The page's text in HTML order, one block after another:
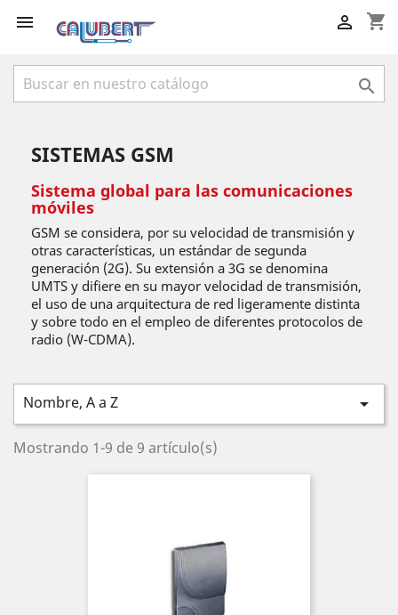
 shopping_cart


SISTEMAS GSM
Sistema global para las comunicaciones
móviles
GSM se considera, por su velocidad de transmisión y
otras características, un estándar de segunda
generación (2G). Su extensión a 3G se denomina
UMTS y difiere en su mayor velocidad de transmisión,
el uso de una arquitectura de red ligeramente distinta
y sobre todo en el empleo de diferentes protocolos de
radio (W-CDMA).
Nombre, A a Z 
Mostrando 1-9 de 9 artículo(s)